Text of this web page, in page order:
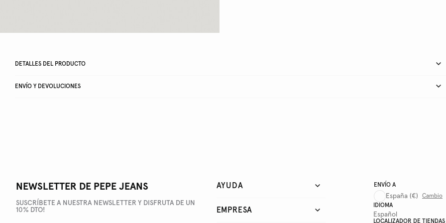
DETALLES DEL PRODUCTO
ENVÍO Y DEVOLUCIONES
NEWSLETTER DE PEPE JEANS
SUSCRÍBETE A NUESTRA NEWSLETTER Y DISFRUTA DE UN
10% DTO!
AYUDA
EMPRESA
ENVÍO A
España (€)
Cambio
IDIOMA
Español
LOCALIZADOR DE TIENDAS